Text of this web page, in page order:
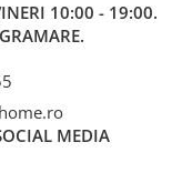
10:00 - 19:00.
MEDIA